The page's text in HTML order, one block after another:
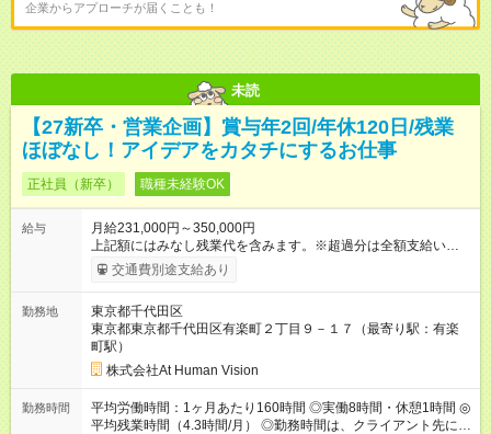
企業からアプローチが届くことも！
未読
【27新卒・営業企画】賞与年2回/年休120日/残業
ほぼなし！アイデアをカタチにするお仕事
正社員（新卒） 職種未経験OK
給与
月給231,000円～350,000円
上記額にはみなし残業代を含みます。※超過分は全額支給いたし
ます。 みなし残業代 24,000円 ～ 37,000円／月 みなし残業時
間 15時間／月 【給与】 月給： 大卒・院卒 ：243，000
（固定残業代 24，000円） 賞与：年２回 （業績連動型） 昇
給：年２回（3月、9月) 試用期間：6ヶ月 ※上記額にはみなし残
業代（月15時間分）が含まれた 金額になります。超過分は追加
で全額支給。 【頑張りを給与・キャリアに還元します】 年に2
回⼈事評価があり等級が決まります。 等級に合わせた給与設定
のため、若い内からでも頑張り次第で給与アップが叶います。
⼀般職（20～31万円）→リーダー（⽉給26～36万円） →係⻑
交通費別途支給あり
勤務地
東京都千代田区
東京都東京都千代田区有楽町２丁目９－１７（最寄り駅：有楽
町駅）
株式会社At Human Vision
勤務時間
平均労働時間：1ヶ月あたり160時間 ◎実働8時間・休憩1時間 ◎
平均残業時間（4.3時間/月） ◎勤務時間は、クライアント先に